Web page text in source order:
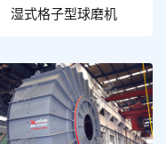
湿式格子型球磨机